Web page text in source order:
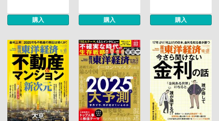
購入 購入 購入